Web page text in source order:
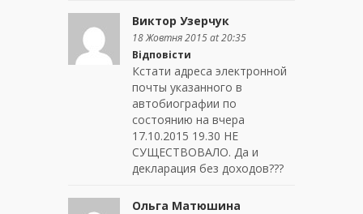
Виктор Узерчук
18 Жовтня 2015 at 20:35
Відповісти
Кстати адреса электронной
почты указанного в
автобиографии по
состоянию на вчера
17.10.2015 19.30 НЕ
СУЩЕСТВОВАЛО. Да и
декларация без доходов???
Ольга Матюшина